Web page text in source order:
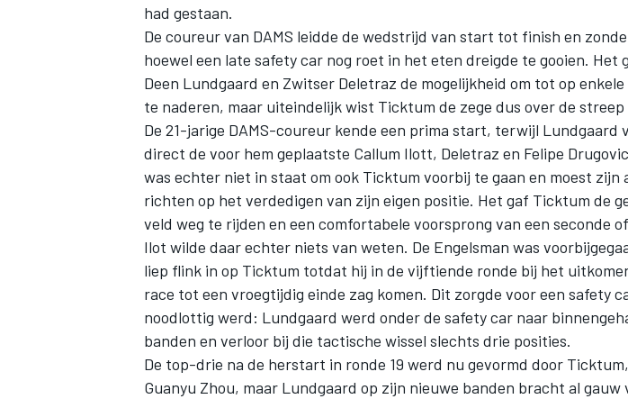
WEC DTM
had gestaan.
De coureur van DAMS leidde de wedstrijd van start tot finish en
hoewel een late safety car nog roet in het eten dreigde te gooien. Het
Deen Lundgaard en Zwitser Deletraz de mogelijkheid om tot op
te naderen, maar uiteindelijk wist Ticktum de zege dus over de
De 21-jarige DAMS-coureur kende een prima start, terwijl Lundgaard
direct de voor hem geplaatste Callum Ilott, Deletraz en Felipe
was echter niet in staat om ook Ticktum voorbij te gaan en moest zijn
richten op het verdedigen van zijn eigen positie. Het gaf Ticktum de
veld weg te rijden en een comfortabele voorsprong van een seconde
Ilot wilde daar echter niets van weten. De Engelsman was
liep flink in op Ticktum totdat hij in de vijftiende ronde bij het
race tot een vroegtijdig einde zag komen. Dit zorgde voor een safety
noodlottig werd: Lundgaard werd onder de safety car naar
banden en verloor bij die tactische wissel slechts drie posities.
De top-drie na de herstart in ronde 19 werd nu gevormd door
Guanyu Zhou, maar Lundgaard op zijn nieuwe banden bracht al gauw